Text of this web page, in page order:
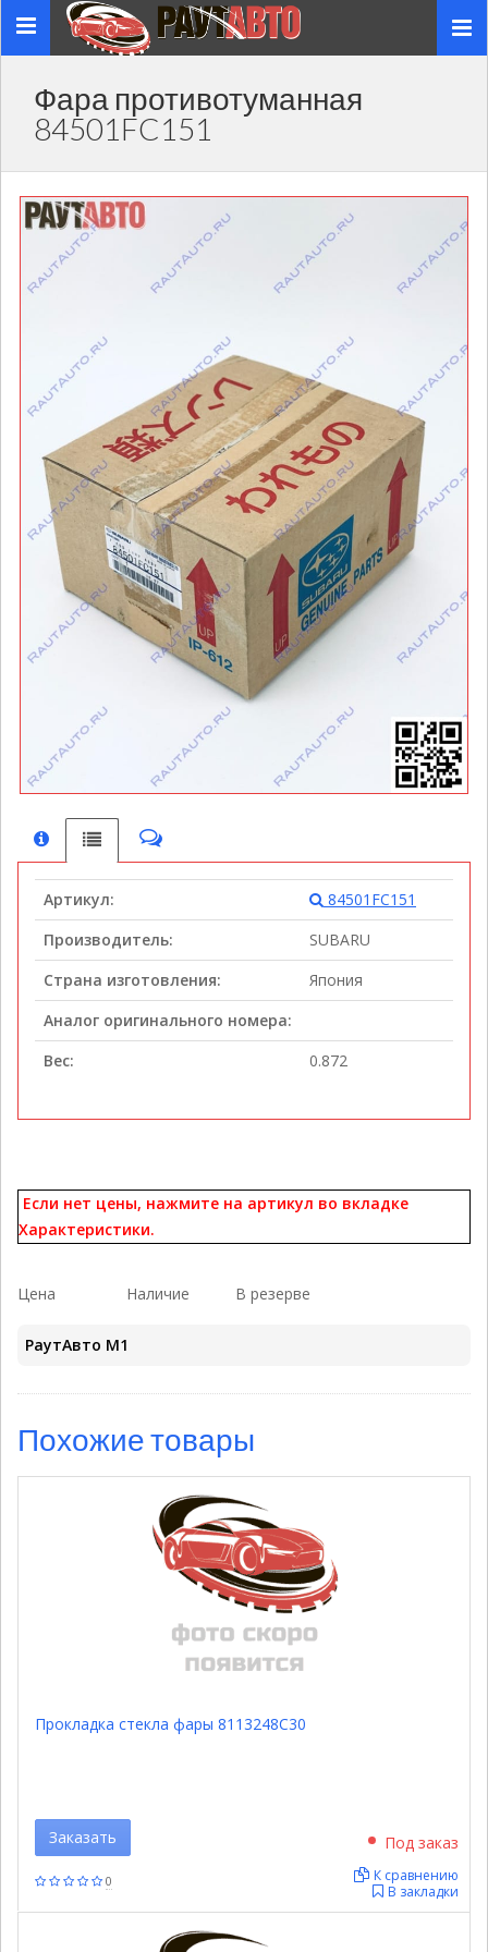
Toggle
navigation
Фара противотуманная
84501FC151
Артикул:
84501FC151
Производитель:
SUBARU
Страна изготовления:
Япония
Аналог оригинального номера:
Вес:
0.872
Если нет цены, нажмите на артикул во вкладке
Характеристики.
Цена Наличие В резерве
РаутАвто M1
Похожие товары
Прокладка стекла фары 8113248C30
0
Под заказ
В закладки
К сравнению
Заказать